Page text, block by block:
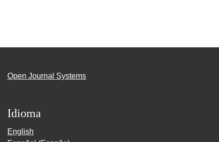
Open Journal Systems
Idioma
English